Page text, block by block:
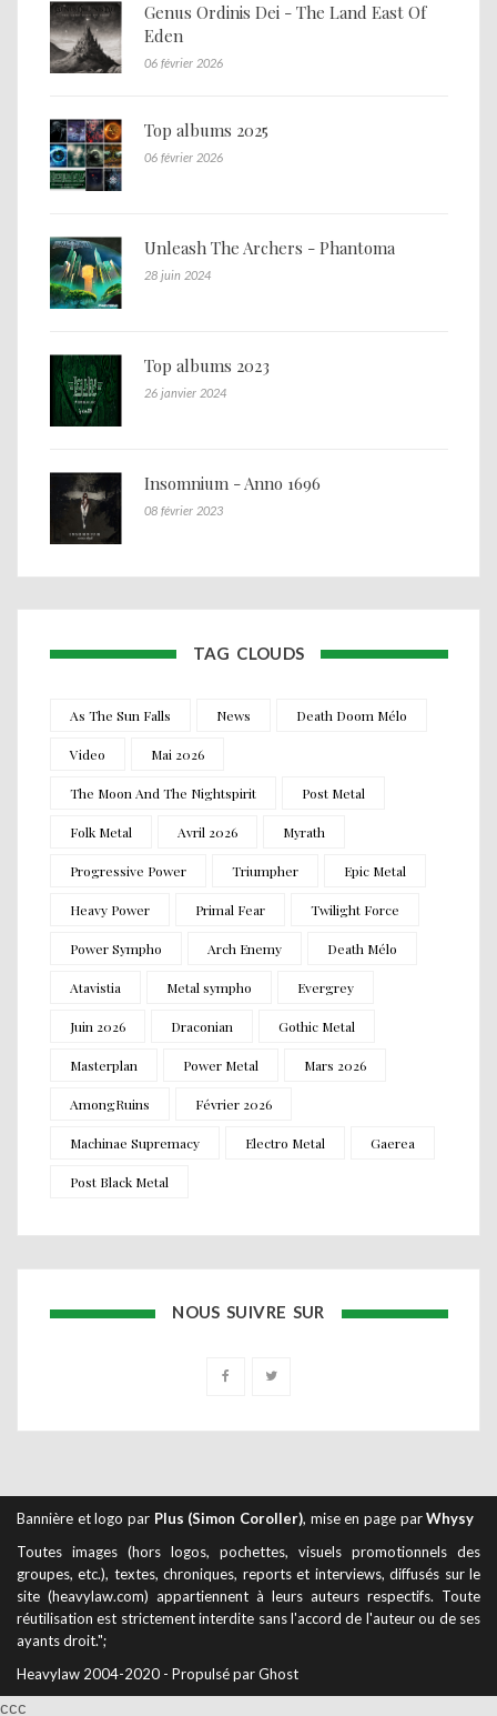
Genus Ordinis Dei - The Land East Of
Eden
06 février 2026
Top albums 2025
06 février 2026
Unleash The Archers - Phantoma
28 juin 2024
Top albums 2023
26 janvier 2024
Insomnium - Anno 1696
08 février 2023
TAG CLOUDS
As The Sun Falls News Death Doom Mélo
Video Mai 2026
The Moon And The Nightspirit Post Metal
Folk Metal Avril 2026 Myrath
Progressive Power Triumpher Epic Metal
Heavy Power Primal Fear Twilight Force
Power Sympho Arch Enemy Death Mélo
Atavistia Metal sympho Evergrey
Juin 2026 Draconian Gothic Metal
Masterplan Power Metal Mars 2026
AmongRuins Février 2026
Machinae Supremacy Electro Metal Gaerea
Post Black Metal
NOUS SUIVRE SUR
Bannière et logo par Plus (Simon Coroller), mise en page parWhysy
Toutes images (hors logos, pochettes, visuels promotionnels des
groupes, etc.), textes, chroniques, reports et interviews, diffusés sur le
site (heavylaw.com) appartiennent à leurs auteurs respectifs. Toute
réutilisation est strictement interdite sans l'accord de l'auteur ou de ses
ayants droit.";
Heavylaw 2004-2020 - Propulsé par Ghost
ссс